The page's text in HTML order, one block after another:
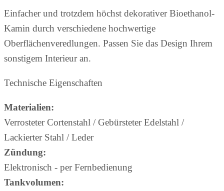
Einfacher und trotzdem höchst dekorativer Bioethanol-
Kamin durch verschiedene hochwertige
Oberflächenveredlungen. Passen Sie das Design Ihrem
sonstigem Interieur an.
Technische Eigenschaften
Materialien:
Verrosteter Cortenstahl / Gebürsteter Edelstahl /
Lackierter Stahl / Leder
Zündung:
Elektronisch - per Fernbedienung
Tankvolumen: